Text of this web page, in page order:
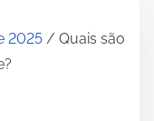
2025 / Quais são